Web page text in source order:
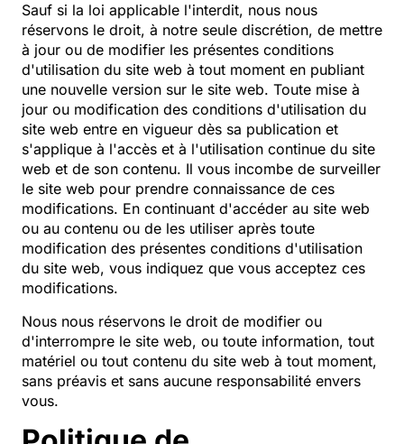
Sauf si la loi applicable l'interdit, nous nous
réservons le droit, à notre seule discrétion, de mettre
à jour ou de modifier les présentes conditions
d'utilisation du site web à tout moment en publiant
une nouvelle version sur le site web. Toute mise à
jour ou modification des conditions d'utilisation du
site web entre en vigueur dès sa publication et
s'applique à l'accès et à l'utilisation continue du site
web et de son contenu. Il vous incombe de surveiller
le site web pour prendre connaissance de ces
modifications. En continuant d'accéder au site web
ou au contenu ou de les utiliser après toute
modification des présentes conditions d'utilisation
du site web, vous indiquez que vous acceptez ces
modifications.
Nous nous réservons le droit de modifier ou
d'interrompre le site web, ou toute information, tout
matériel ou tout contenu du site web à tout moment,
sans préavis et sans aucune responsabilité envers
vous.